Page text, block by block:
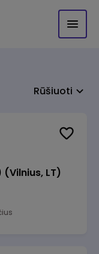
Rūšiuoti
LT)